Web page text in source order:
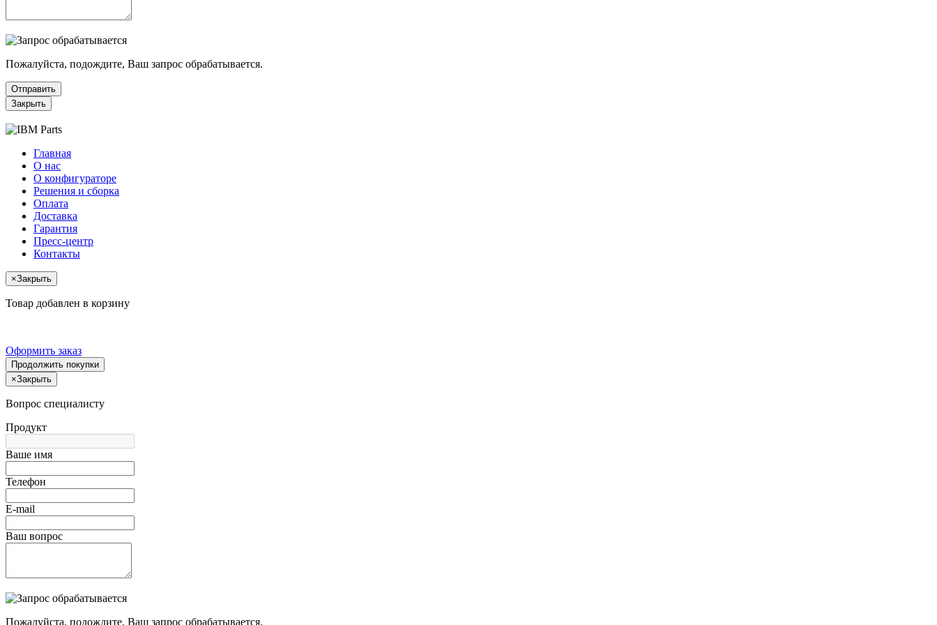
Пожалуйста, подождите, Ваш запрос обрабатывается.
Отправить
Закрыть
Главная
О нас
О конфигураторе
Решения и сборка
Оплата
Доставка
Гарантия
Пресс-центр
Контакты
×Закрыть
Товар добавлен в корзину
Оформить заказ
Продолжить покупки
×Закрыть
Вопрос специалисту
Продукт
Ваше имя
Телефон
E-mail
Ваш вопрос
Пожалуйста, подождите, Ваш запрос обрабатывается.